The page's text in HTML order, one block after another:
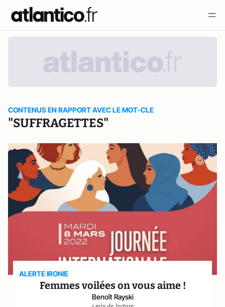
CONTENUS EN RAPPORT AVEC LE MOT-CLE
"SUFFRAGETTES"
ALERTE IRONIE
Femmes voilées on vous aime !
Benoît Rayski